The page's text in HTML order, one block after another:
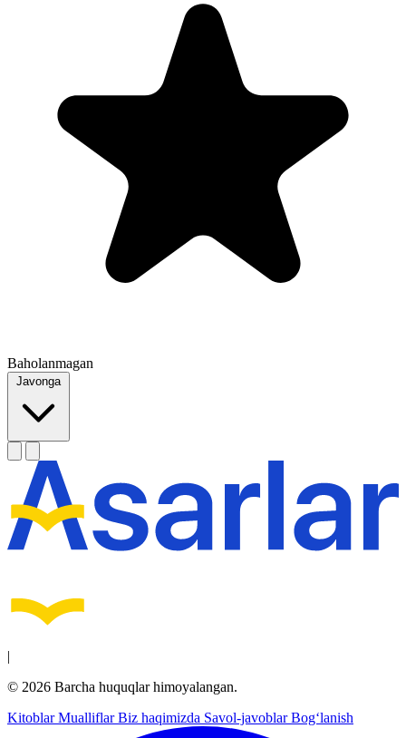
Baholanmagan
Javonga
|
© 2026 Barcha huquqlar himoyalangan.
KitoblarMualliflarBiz haqimizda Savol-javoblarBog‘lanish